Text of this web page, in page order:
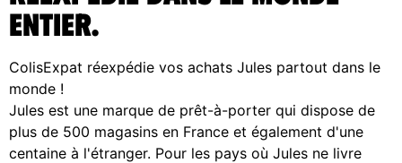
entier.
ColisExpat réexpédie vos achats Jules partout dans le
monde !
Jules est une marque de prêt-à-porter qui dispose de
plus de 500 magasins en France et également d'une
centaine à l'étranger. Pour les pays où Jules ne livre